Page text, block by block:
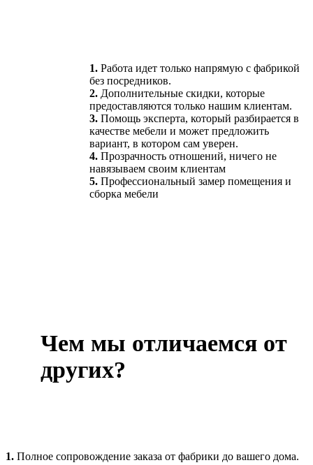
1. Работа идет только напрямую с фабрикой
без посредников.
2. Дополнительные скидки, которые
предоставляются только нашим клиентам.
3. Помощь эксперта, который разбирается в
качестве мебели и может предложить
вариант, в котором сам уверен.
4. Прозрачность отношений, ничего не
навязываем своим клиентам
5. Профессиональный замер помещения и
сборка мебели
Чем мы отличаемся от
других?
1. Полное сопровождение заказа от фабрики до вашего дома.